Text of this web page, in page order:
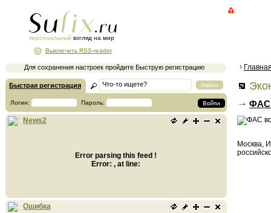
персональный взгляд на мир
Для сохранения настроек пройдите Быструю регистрацию
Выключить RSS-reader
Быстрая регистрация
Логин: Пароль:
News2
Error parsing this feed !
Error: , at line:
Ошибка
ФАС
Москва,